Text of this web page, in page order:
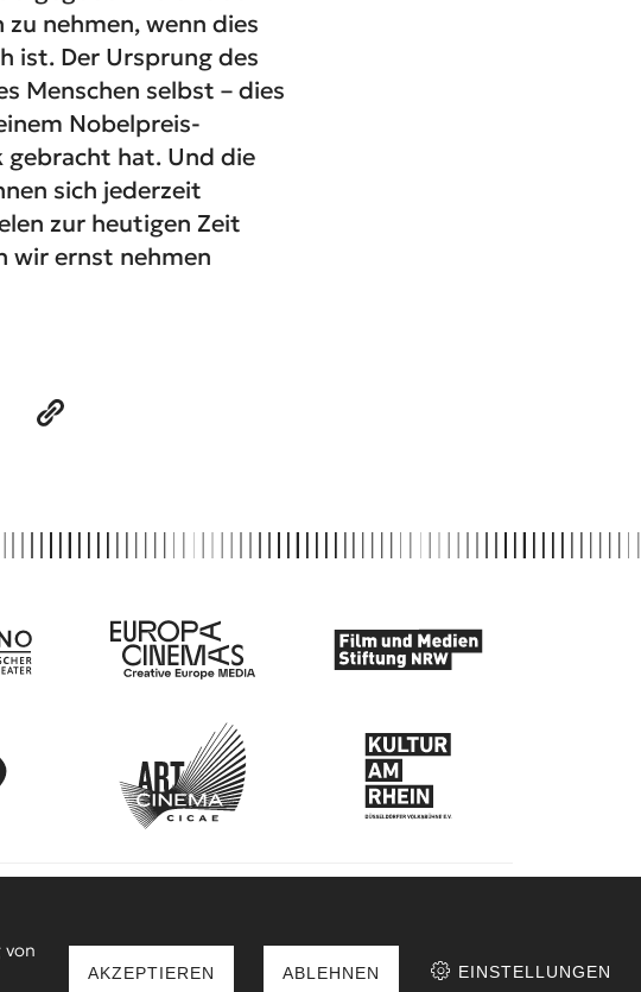
nehmen, wenn dies
ist. Der Ursprung des
Menschen selbst – dies
Nobelpreis-
gebracht hat. Und die
sich jederzeit
zur heutigen Zeit
wir ernst nehmen
von
AKZEPTIEREN ABLEHNEN EINSTELLUNGEN